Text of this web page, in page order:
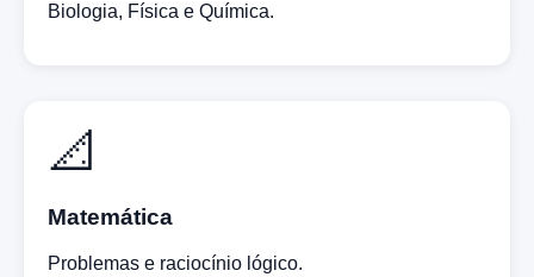
Biologia, Física e Química.
📐
Matemática
Problemas e raciocínio lógico.